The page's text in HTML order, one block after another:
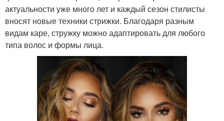
актуальности уже много лет и каждый сезон стилисты
вносят новые техники стрижки. Благодаря разным
видам каре, стружку можно адаптировать для любого
типа волос и формы лица.